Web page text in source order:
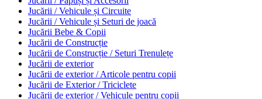
Jucării / Vehicule și Circuite
Jucării / Vehicule și Seturi de joacă
Jucării Bebe & Copii
Jucării de Construcție
Jucării de Construcție / Seturi Trenulețe
Jucării de exterior
Jucării de exterior / Articole pentru copii
Jucării de Exterior / Triciclete
Jucării de exterior / Vehicule pentru copii